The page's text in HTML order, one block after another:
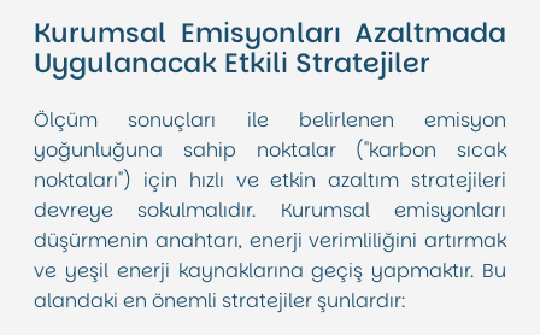
Kurumsal Emisyonları Azaltmada
Uygulanacak Etkili Stratejiler
Ölçüm sonuçları ile belirlenen emisyon
yoğunluğuna sahip noktalar ("karbon sıcak
noktaları") için hızlı ve etkin azaltım stratejileri
devreye sokulmalıdır. Kurumsal emisyonları
düşürmenin anahtarı, enerji verimliliğini artırmak
ve yeşil enerji kaynaklarına geçiş yapmaktır. Bu
alandaki en önemli stratejiler şunlardır: